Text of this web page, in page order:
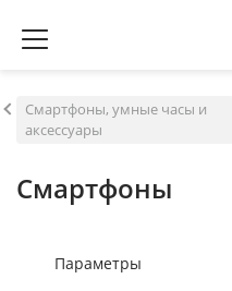
Смартфоны, умные часы и
аксессуары
Смартфоны
Параметры